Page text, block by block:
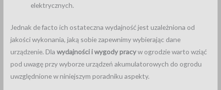
elektrycznych.
Jednak de facto ich ostateczna wydajność jest uzależniona od
jakości wykonania, jaką sobie zapewnimy wybierając dane
urządzenie. Dlawydajności i wygody pracyw ogrodzie warto wziąć
pod uwagę przy wyborze urządzeń akumulatorowych do ogrodu
uwzględnione w niniejszym poradniku aspekty.